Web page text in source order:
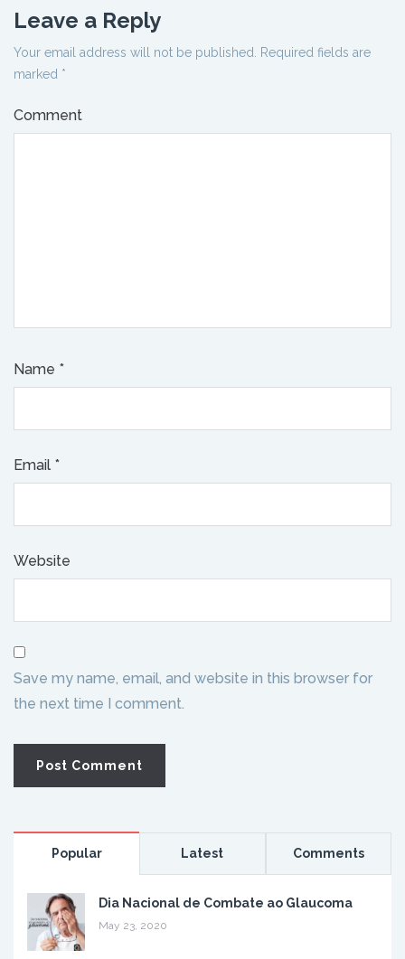
Leave a Reply
Your email address will not be published. Required fields are
marked *
Comment
Name *
Email *
Website
Save my name, email, and website in this browser for
the next time I comment.
Popular Latest Comments
Dia Nacional de Combate ao Glaucoma
May 23, 2020